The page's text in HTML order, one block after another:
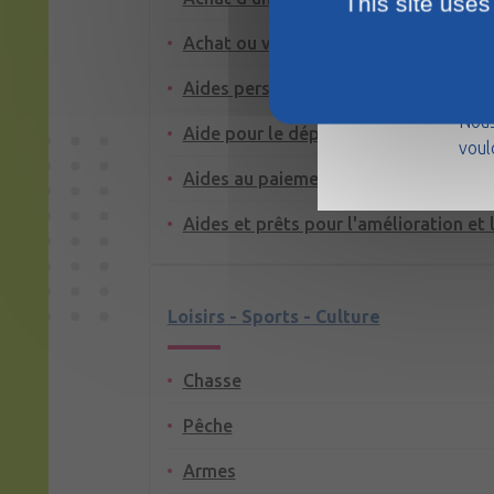
Achat ou vente d'un logement
Aides personnelles au logement
Aide pour le dépôt de garantie ou la
Aides au paiement des factures :
Aides et prêts pour l'amélioration et
Loisirs - Sports - Culture
Chasse
Pêche
Armes
La